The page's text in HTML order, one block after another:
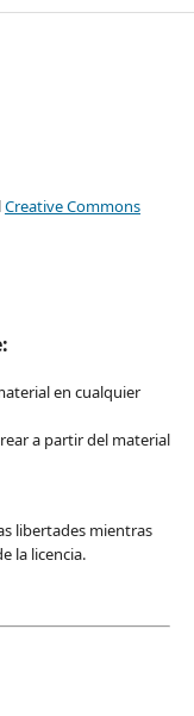
Creative Commons
en cualquier
a partir del material
libertades mientras
la licencia.